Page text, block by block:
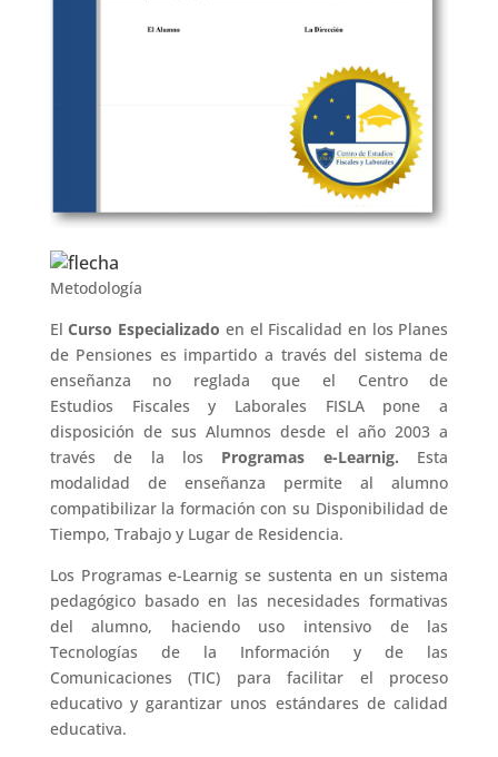
Metodología
ElCurso Especializado en el Fiscalidad en los Planes
de Pensiones es impartido a través del sistema de
enseñanza no reglada que el Centro de
Estudios Fiscales y Laborales FISLA pone a
disposición de sus Alumnos desde el año 2003 a
través de la los Programas e-Learnig. Esta
modalidad de enseñanza permite al alumno
compatibilizar la formación con su Disponibilidad de
Tiempo, Trabajo y Lugar de Residencia.
Los Programas e-Learnig se sustenta en un sistema
pedagógico basado en las necesidades formativas
del alumno, haciendo uso intensivo de las
Tecnologías de la Información y de las
Comunicaciones (TIC) para facilitar el proceso
educativo y garantizar unos estándares de calidad
educativa.